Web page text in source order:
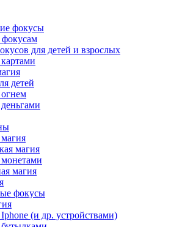
фокусы
для детей и взрослых
детей
магия
магия
фокусы
(и др. устройствами)